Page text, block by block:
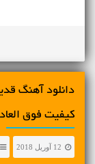
دانلود آهنگ
کیفیت فوق
12 آوریل 2018